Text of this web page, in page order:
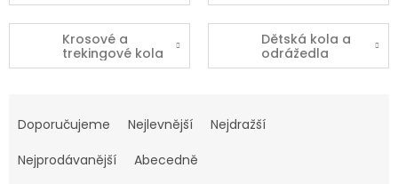
Krosové a
trekingové kola
Dětská kola a
odrážedla
a
e
Doporučujeme Nejlevnější
Nejdražší
Nejprodávanější
Abecedně